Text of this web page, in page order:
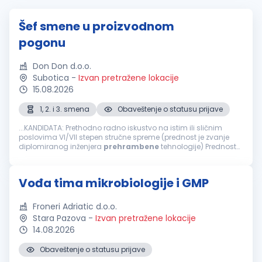
Šef smene u proizvodnom
pogonu
Don Don d.o.o.
Subotica - Izvan pretražene lokacije
15.08.2026
1, 2. i 3. smena
Obaveštenje o statusu prijave
...KANDIDATA: Prethodno radno iskustvo na istim ili sličnim
poslovima VI/VII stepen stručne spreme (prednost je zvanje
diplomiranog inženjera prehrambenetehnologije) Prednost
Vođa tima mikrobiologije i GMP
Froneri Adriatic d.o.o.
Stara Pazova - Izvan pretražene lokacije
14.08.2026
Obaveštenje o statusu prijave